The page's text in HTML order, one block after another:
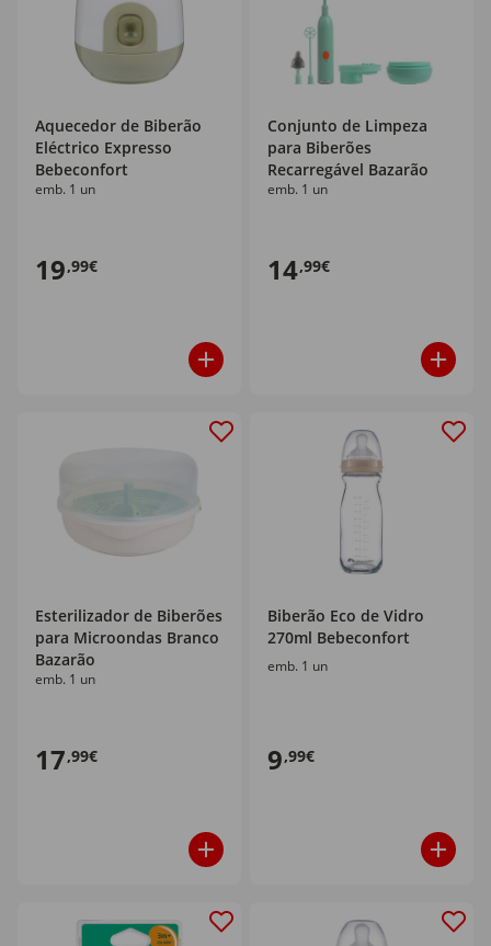
Aquecedor de Biberão
Eléctrico Expresso
Bebeconfort
emb. 1 un
19,99€
Conjunto de Limpeza
para Biberões
Recarregável Bazarão
emb. 1 un
14,99€
Esterilizador de Biberões
para Microondas Branco
Bazarão
emb. 1 un
17,99€
Biberão Eco de Vidro
270ml Bebeconfort
emb. 1 un
9,99€